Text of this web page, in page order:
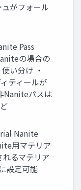
がフォール
Pass
の場合の
い分け ・
ティールが
Naniteパスは
Nanite
用マテリア
るマテリア
設定可能